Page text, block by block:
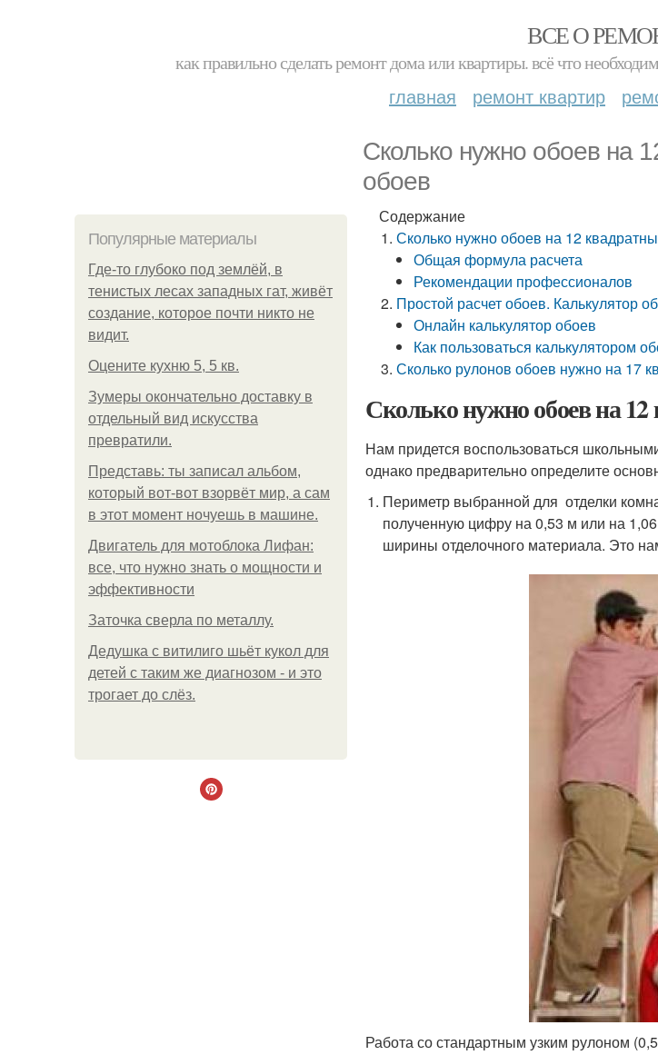
ВСЕ О
как правильно сделать ремонт дома или квартиры. всё что
главная ремонт квартир
Сколько нужно обоев на
обоев
Популярные материалы
Где-то глубоко под землёй, в
тенистых лесах западных гат, живёт
создание, которое почти никто не
видит.
Оцените кухню 5, 5 кв.
Зумеры окончательно доставку в
отдельный вид искусства
превратили.
Представь: ты записал альбом,
который вот-вот взорвёт мир, а сам
в этот момент ночуешь в машине.
Двигатель для мотоблока Лифан:
все, что нужно знать о мощности и
эффективности
Заточка сверла по металлу.
Дедушка с витилиго шьёт кукол для
детей с таким же диагнозом - и это
трогает до слёз.
Содержание
Сколько нужно обоев на 12
Общая формула расчета
Рекомендации профессионалов
Простой расчет обоев. Калькулятор
Онлайн калькулятор обоев
Как пользоваться калькулятором
Сколько рулонов обоев нужно на 17
Сколько нужно обоев на
Нам придется воспользоваться
однако предварительно определите
Периметр выбранной для отделки
полученную цифру на 0,53 м или на
ширины отделочного материала. Это
Работа со стандартным узким рулоном